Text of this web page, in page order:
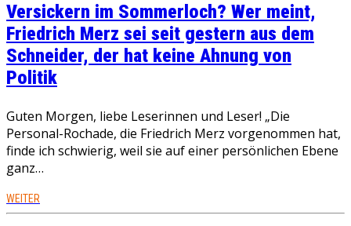
Versickern im Sommerloch? Wer meint,
Friedrich Merz sei seit gestern aus dem
Schneider, der hat keine Ahnung von
Politik
Guten Morgen, liebe Leserinnen und Leser! „Die
Personal-Rochade, die Friedrich Merz vorgenommen hat,
finde ich schwierig, weil sie auf einer persönlichen Ebene
ganz…
WEITER